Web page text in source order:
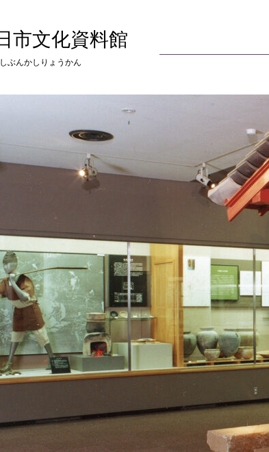
市文化資料館
ぶんかしりょうかん